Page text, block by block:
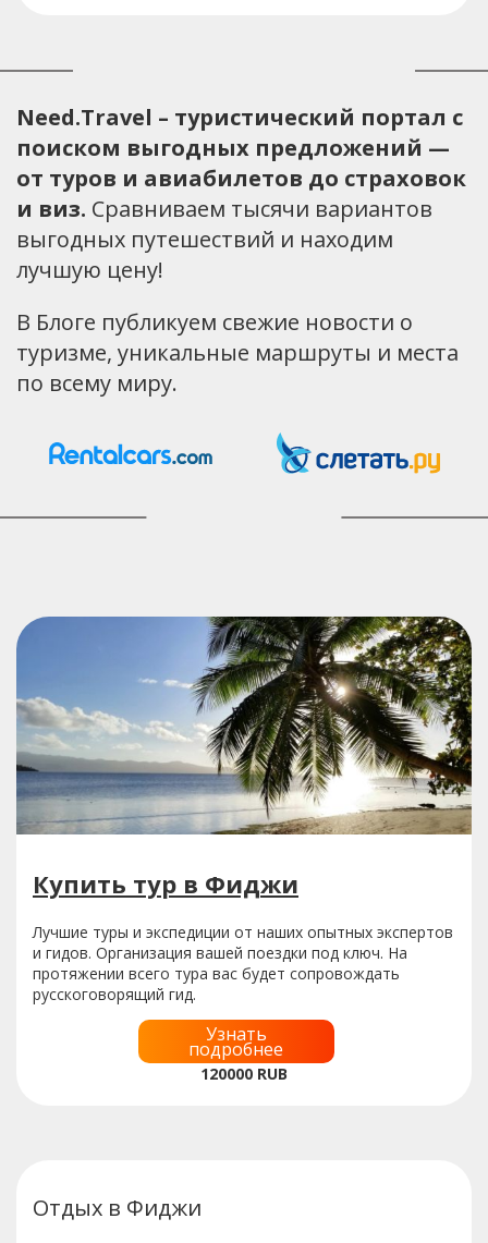
Need.Travel – туристический портал с
поиском выгодных предложений —
от туров и авиабилетов до страховок
и виз. Сравниваем тысячи вариантов
выгодных путешествий и находим
лучшую цену!
В Блоге публикуем свежие новости о
туризме, уникальные маршруты и места
по всему миру.
Купить тур в Фиджи
Лучшие туры и экспедиции от наших опытных экспертов
и гидов. Организация вашей поездки под ключ. На
протяжении всего тура вас будет сопровождать
русскоговорящий гид.
Узнать
подробнее
120000 RUB
Отдых в Фиджи